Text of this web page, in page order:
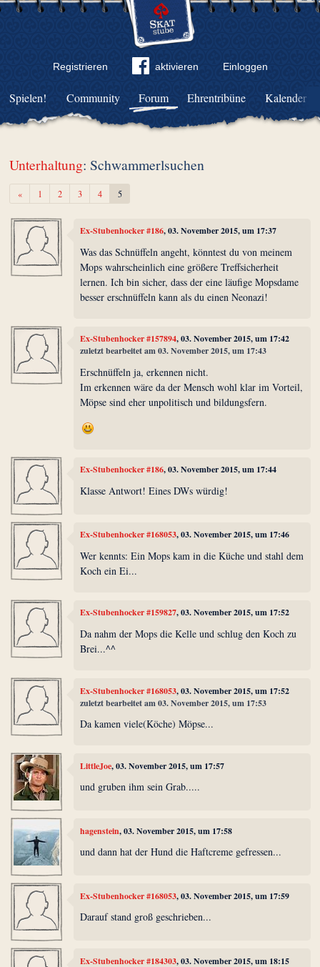
Registrieren aktivieren Einloggen
Community Forum Ehrentribüne Kalender
Spielen!
Unterhaltung: Schwammerlsuchen
«Zurück1 2 3 4 5
Ex-Stubenhocker #186, 03. November 2015, um 17:37
Was das Schnüffeln angeht, könntest du von meinem
Mops wahrscheinlich eine größere Treffsicherheit
lernen. Ich bin sicher, dass der eine läufige Mopsdame
besser erschnüffeln kann als du einen Neonazi!
Ex-Stubenhocker #157894, 03. November 2015, um 17:42
zuletzt bearbeitet am 03. November 2015, um 17:43
Erschnüffeln ja, erkennen nicht.
Im erkennen wäre da der Mensch wohl klar im Vorteil,
Möpse sind eher unpolitisch und bildungsfern.
Ex-Stubenhocker #186, 03. November 2015, um 17:44
Klasse Antwort! Eines DWs würdig!
Ex-Stubenhocker #168053, 03. November 2015, um 17:46
Wer kennts: Ein Mops kam in die Küche und stahl dem
Koch ein Ei...
Ex-Stubenhocker #159827, 03. November 2015, um 17:52
Da nahm der Mops die Kelle und schlug den Koch zu
Brei...^^
Ex-Stubenhocker #168053, 03. November 2015, um 17:52
zuletzt bearbeitet am 03. November 2015, um 17:53
Da kamen viele(Köche) Möpse...
LittleJoe, 03. November 2015, um 17:57
und gruben ihm sein Grab.....
hagenstein, 03. November 2015, um 17:58
und dann hat der Hund die Haftcreme gefressen...
Ex-Stubenhocker #168053, 03. November 2015, um 17:59
Darauf stand groß geschrieben...
Ex-Stubenhocker #184303, 03. November 2015, um 18:15